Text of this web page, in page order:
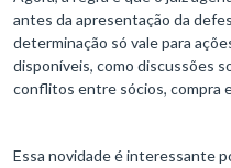
antes da apresentação da
determinação só vale para
disponíveis, como discussões
conflitos entre sócios, compra
Essa novidade é interessante